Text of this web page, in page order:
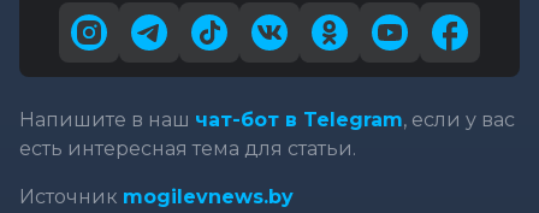
Напишите в наш чат-бот в Telegram, если у вас
есть интересная тема для статьи.
Источник mogilevnews.by